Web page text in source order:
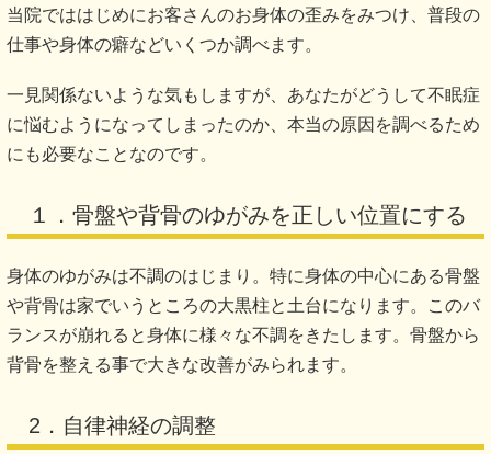
当院でははじめにお客さんのお身体の歪みをみつけ、普段の
仕事や身体の癖などいくつか調べます。
一見関係ないような気もしますが、あなたがどうして不眠症
に悩むようになってしまったのか、本当の原因を調べるため
にも必要なことなのです。
１．骨盤や背骨のゆがみを正しい位置にする
身体のゆがみは不調のはじまり。特に身体の中心にある骨盤
や背骨は家でいうところの大黒柱と土台になります。このバ
ランスが崩れると身体に様々な不調をきたします。骨盤から
背骨を整える事で大きな改善がみられます。
2．自律神経の調整